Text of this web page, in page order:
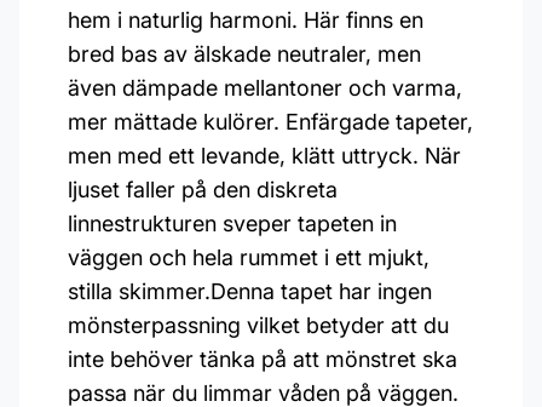
hem i naturlig harmoni. Här finns en
bred bas av älskade neutraler, men
även dämpade mellantoner och varma,
mer mättade kulörer. Enfärgade tapeter,
men med ett levande, klätt uttryck. När
ljuset faller på den diskreta
linnestrukturen sveper tapeten in
väggen och hela rummet i ett mjukt,
stilla skimmer.Denna tapet har ingen
mönsterpassning vilket betyder att du
inte behöver tänka på att mönstret ska
passa när du limmar våden på väggen.